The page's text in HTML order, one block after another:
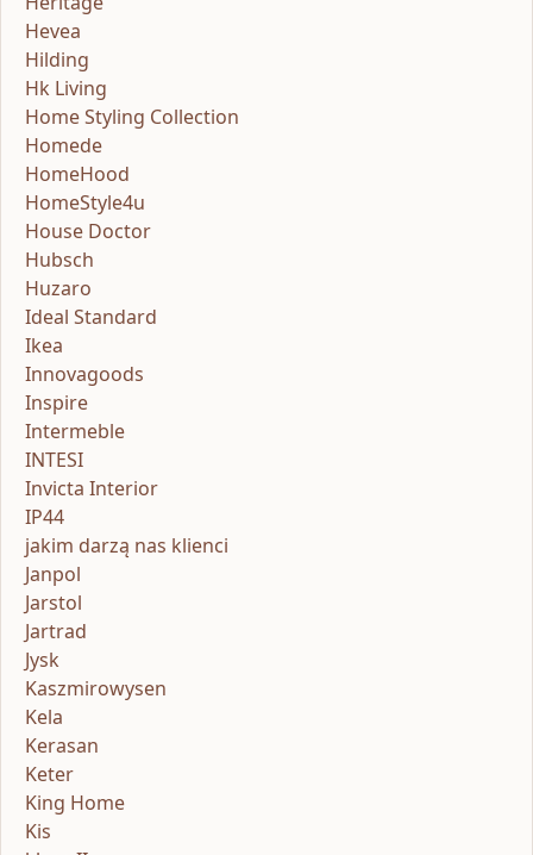
Hevea
Hilding
Hk Living
Home Styling Collection
Homede
HomeHood
HomeStyle4u
House Doctor
Hubsch
Huzaro
Ideal Standard
Ikea
Innovagoods
Inspire
Intermeble
INTESI
Invicta Interior
IP44
jakim darzą nas klienci
Janpol
Jarstol
Jartrad
Jysk
Kaszmirowysen
Kela
Kerasan
Keter
King Home
Kis